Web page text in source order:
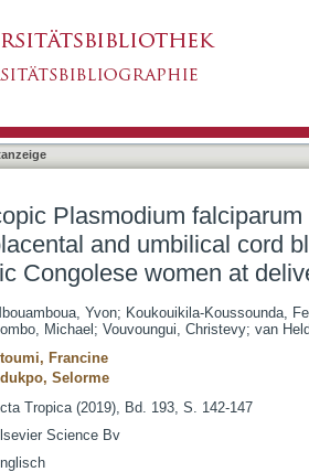
infections in matched
women at delivery
Plasmodium
and umbilical cord
Congolese women at
Yvon; Koukouikila-Koussounda,
Michael ; Vouvoungui, Christevy; van
Francine
Selorme
Tropica (2019), Bd. 193, S. 142-147
Science Bv